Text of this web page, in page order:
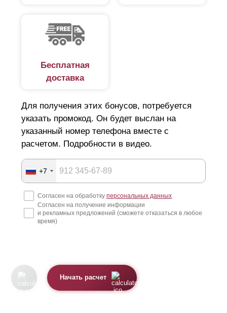
Бесплатная
доставка
Для получения этих бонусов, потребуется
указать промокод. Он будет выслан на
указанный номер телефона вместе с
расчетом. Подробности в видео.
+7
Согласен на обработку персональных данных
Согласен на получение информации
и рекламных предложений (сможете отказаться в любое
время)
Начать расчет